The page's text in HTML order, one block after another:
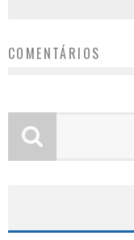
COMENTÁRIOS